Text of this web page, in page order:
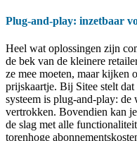
Plug-and-play: inzetbaar
Heel wat oplossingen zijn
de bek van de kleinere
ze mee moeten, maar kijken
prijskaartje. Bij Sitee stelt
systeem is plug-and-play: de
vertrokken. Bovendien kan
de slag met alle
torenhoge